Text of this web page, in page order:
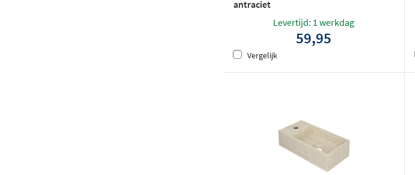
antraciet
Levertijd: 1 werkdag
59,95
Vergelijk